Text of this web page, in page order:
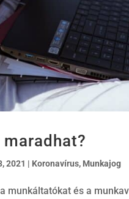
2021 | Koronavírus, Munkajog
munkáltatókat és a